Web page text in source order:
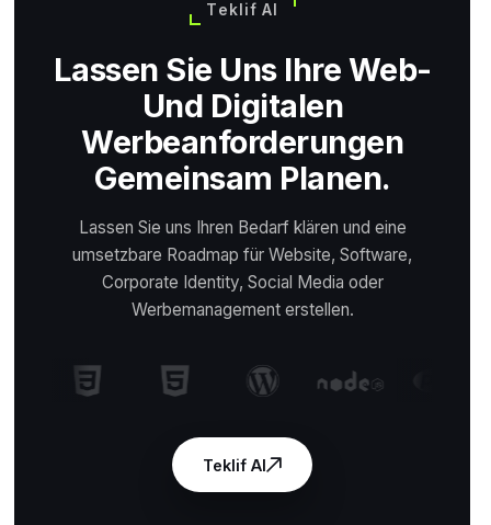
Teklif Al
Lassen Sie Uns Ihre Web-
Und Digitalen
Werbeanforderungen
Gemeinsam Planen.
Lassen Sie uns Ihren Bedarf klären und eine
umsetzbare Roadmap für Website, Software,
Corporate Identity, Social Media oder
Werbemanagement erstellen.
Teklif Al